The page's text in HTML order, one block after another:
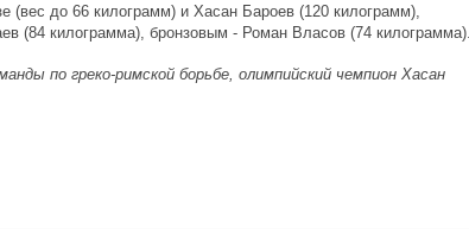
(вес до 66 килограмм) и Хасан Бароев (120 килограмм),
(84 килограмма), бронзовым - Роман Власов (74 килограмма).
по греко-римской борьбе, олимпийский чемпион Хасан